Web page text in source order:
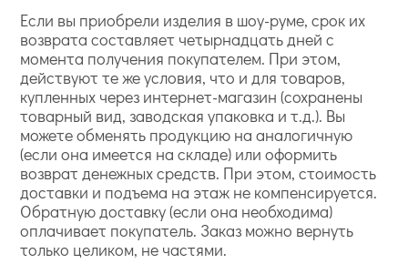
Если вы приобрели изделия в шоу-руме, срок их
возврата составляет четырнадцать дней с
момента получения покупателем. При этом,
действуют те же условия, что и для товаров,
купленных через интернет-магазин (сохранены
товарный вид, заводская упаковка и т.д.). Вы
можете обменять продукцию на аналогичную
(если она имеется на складе) или оформить
возврат денежных средств. При этом, стоимость
доставки и подъема на этаж не компенсируется.
Обратную доставку (если она необходима)
оплачивает покупатель. Заказ можно вернуть
только целиком, не частями.